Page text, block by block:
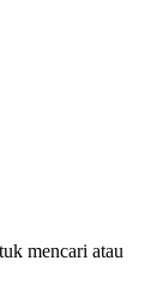
mencari atau